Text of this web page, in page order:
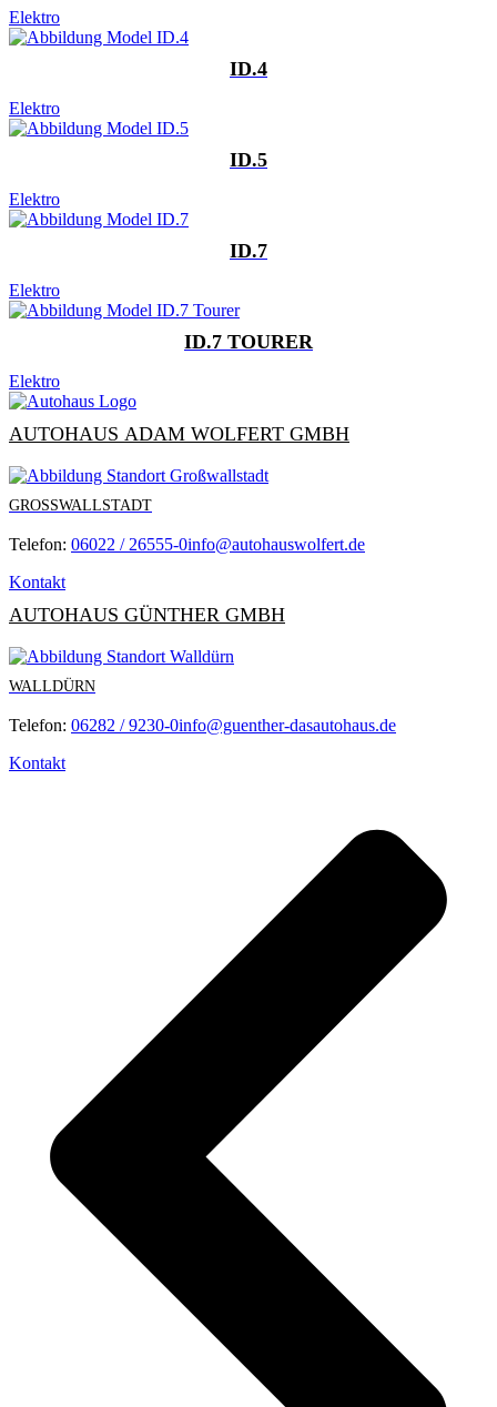
Elektro
ID.4
Elektro
ID.5
Elektro
ID.7
Elektro
ID.7 TOURER
Elektro
AUTOHAUS ADAM WOLFERT GMBH
GROSSWALLSTADT
Telefon: 06022 / 26555-0info@autohauswolfert.de
Kontakt
AUTOHAUS GÜNTHER GMBH
WALLDÜRN
Telefon: 06282 / 9230-0info@guenther-dasautohaus.de
Kontakt